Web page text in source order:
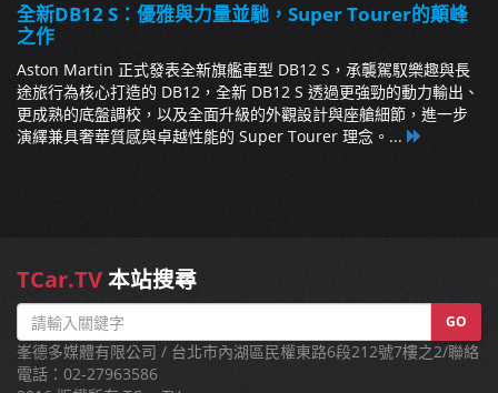
全新DB12 S：優雅與力量並馳，Super Tourer的顛峰
之作
Aston Martin 正式發表全新旗艦車型 DB12 S，承襲駕馭樂趣與長
途旅行為核心打造的 DB12，全新 DB12 S 透過更強勁的動力輸出、
更成熟的底盤調校，以及全面升級的外觀設計與座艙細節，進一步
演繹兼具奢華質感與卓越性能的 Super Tourer 理念。...
TCar.TV本站搜尋
GO
峯德多媒體有限公司 / 台北市內湖區民權東路6段212號7樓之2/聯絡
電話：02-27963586